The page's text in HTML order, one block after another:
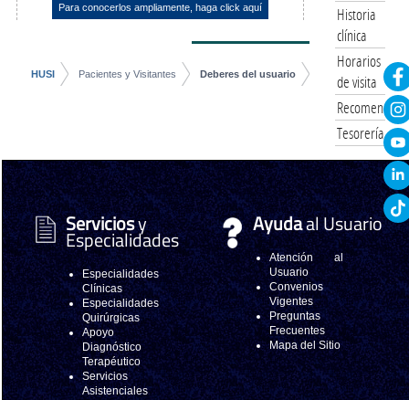
Para conocerlos ampliamente, haga click aquí
HUSI Pacientes y Visitantes Deberes del usuario
Historia
clínica
Horarios
de visita
Tesorería
Serviciosy
Especialidades
Especialidades
Clínicas
Especialidades
Quirúrgicas
Apoyo
Diagnóstico
Terapéutico
Servicios
Asistenciales
Ayudaal Usuario
Atención al
Usuario
Convenios
Vigentes
Preguntas
Frecuentes
Mapa del Sitio